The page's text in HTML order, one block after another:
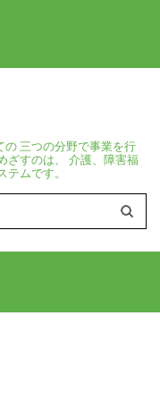
三つの分野で事業を行
ざすのは、 介護、障害福
ムです。